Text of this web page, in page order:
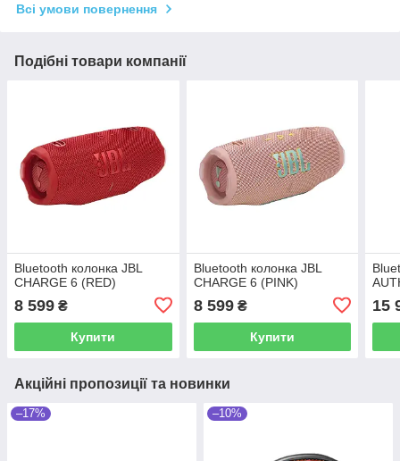
Всі умови повернення
Подібні товари компанії
Bluetooth колонка JBL
CHARGE 6 (RED)
8 599 ₴
Купити
Bluetooth колонка JBL
CHARGE 6 (PINK)
8 599₴
Купити
15
Акційні пропозиції та новинки
–17% –10%